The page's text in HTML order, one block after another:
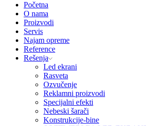
Početna
O nama
Proizvodi
Servis
Najam opreme
Reference
Rešenja
Led ekrani
Rasveta
Ozvučenje
Reklamni proizvodi
Specijalni efekti
Nebeski šarači
Konstrukcije-bine